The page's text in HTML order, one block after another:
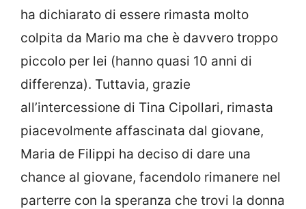
ha dichiarato di essere rimasta molto
colpita da Mario ma che è davvero troppo
piccolo per lei (hanno quasi 10 anni di
differenza). Tuttavia, grazie
all’intercessione di Tina Cipollari, rimasta
piacevolmente affascinata dal giovane,
Maria de Filippi ha deciso di dare una
chance al giovane, facendolo rimanere nel
parterre con la speranza che trovi la donna